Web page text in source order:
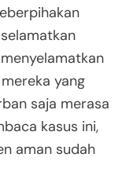
yang
saja merasa
kasus ini,
aman sudah